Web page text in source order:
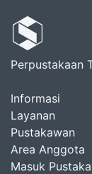
Perpustakaan
Informasi
Layanan
Pustakawan
Area Anggota
Masuk